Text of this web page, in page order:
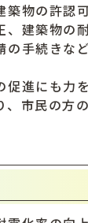
築物の許認
、建築物の
の手続きな
促進にも力
市民の方